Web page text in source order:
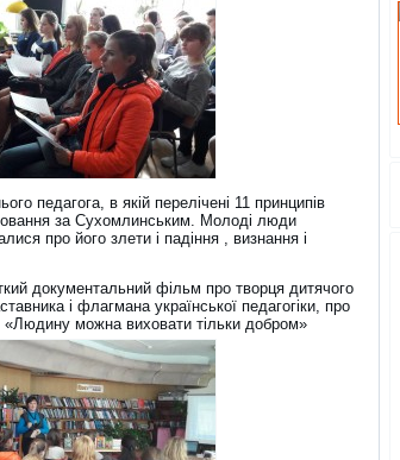
педагога, в якій перелічені 11 принципів
за Сухомлинським. Молоді люди
про його злети і падіння , визнання і
документальний фільм про творця дитячого
і флагмана української педагогіки, про
можна виховати тільки добром»